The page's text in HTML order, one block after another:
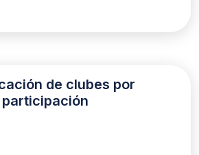
de clubes por
participación